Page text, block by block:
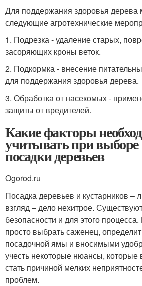
Для поддержания здоровья
следующие агротехнические
1. Подрезка - удаление старых,
засоряющих кроны веток.
2. Подкормка - внесение
для поддержания здоровья дерева.
3. Обработка от насекомых -
защиты от вредителей.
Какие факторы
учитывать при выборе
посадки деревьев
Ogorod.ru
Посадка деревьев и кустарников –
взгляд – дело нехитрое.
безопасности и для этого
просто выбрать саженец,
посадочной ямы и вносимыми
учесть некоторые нюансы,
стать причиной мелких
проблем.